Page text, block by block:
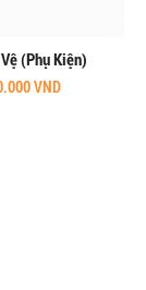
(Phụ Kiện)
VND